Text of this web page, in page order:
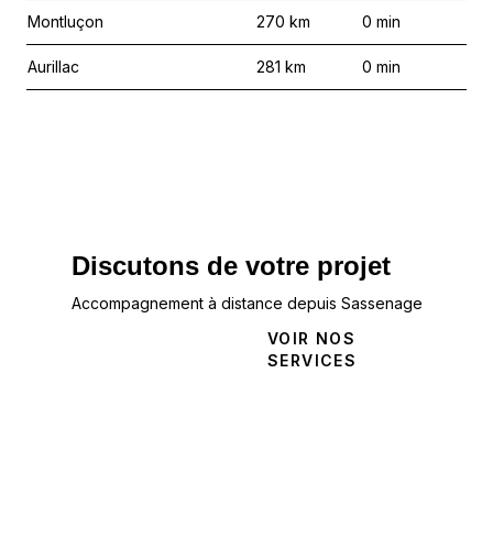
Montluçon 270 km 0 min
Aurillac 281 km 0 min
Discutons de votre projet
Accompagnement à distance depuis Sassenage
VOIR NOS
SERVICES